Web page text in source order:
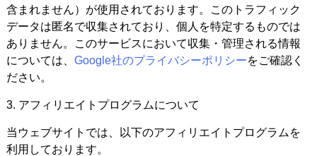
含まれません）が使用されております。このトラフィック
データは匿名で収集されており、個人を特定するものでは
ありません。このサービスにおいて収集・管理される情報
については、 Google社のプライバシーポリシーをご確認く
ださい。
3. アフィリエイトプログラムについて
当ウェブサイトでは、以下のアフィリエイトプログラムを
利用しております。